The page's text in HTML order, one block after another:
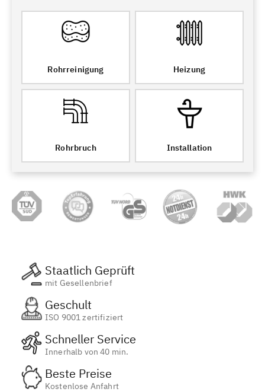
Rohrreinigung Heizung
Rohrbruch Installation
Staatlich Geprüft
mit Gesellenbrief
Geschult
ISO 9001 zertifiziert
Schneller Service
Innerhalb von 40 min.
Beste Preise
Kostenlose Anfahrt